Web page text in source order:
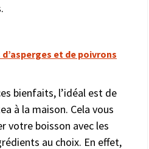
et de poivrons
bienfaits, l’idéal est de
à la maison. Cela vous
votre boisson avec les
au choix. En effet,